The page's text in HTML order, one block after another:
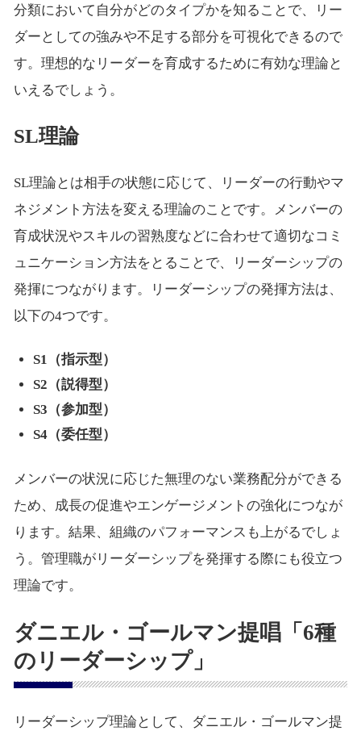
分類において自分がどのタイプかを知ることで、リー
ダーとしての強みや不足する部分を可視化できるので
す。理想的なリーダーを育成するために有効な理論と
いえるでしょう。
SL理論
SL理論とは相手の状態に応じて、リーダーの行動やマ
ネジメント方法を変える理論のことです。メンバーの
育成状況やスキルの習熟度などに合わせて適切なコミ
ュニケーション方法をとることで、リーダーシップの
発揮につながります。リーダーシップの発揮方法は、
以下の4つです。
S1（指示型）
S2（説得型）
S3（参加型）
S4（委任型）
メンバーの状況に応じた無理のない業務配分ができる
ため、成長の促進やエンゲージメントの強化につなが
ります。結果、組織のパフォーマンスも上がるでしょ
う。管理職がリーダーシップを発揮する際にも役立つ
理論です。
ダニエル・ゴールマン提唱「6種
のリーダーシップ」
リーダーシップ理論として、ダニエル・ゴールマン提